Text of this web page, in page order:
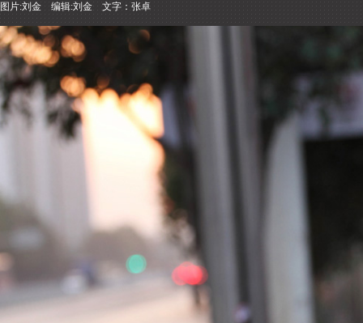
图片:刘金 编辑:刘金 文字：张卓